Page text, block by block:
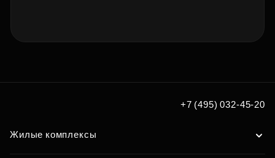
+7 (495) 032-45-20
Жилые комплексы